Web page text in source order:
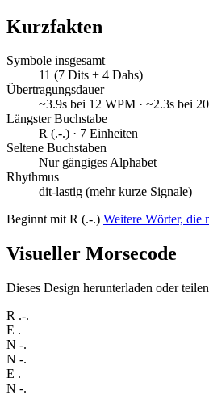
Kurzfakten
Symbole insgesamt
11 (7 Dits + 4 Dahs)
Übertragungsdauer
~3.9s bei 12 WPM · ~2.3s bei
Längster Buchstabe
R (.-.) · 7 Einheiten
Seltene Buchstaben
Nur gängiges Alphabet
Rhythmus
dit-lastig (mehr kurze Signale)
Beginnt mit R (.-.) Weitere Wörter, die
Visueller Morsecode
Dieses Design herunterladen oder teilen
R .-.
E .
N -.
N -.
E .
N -.